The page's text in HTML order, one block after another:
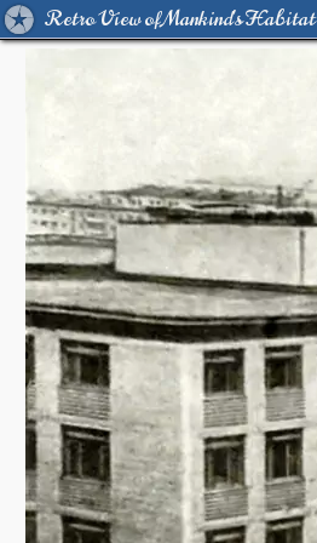
Retro View of Mankind's Habitat